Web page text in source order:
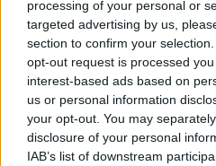
processing of your personal or
targeted advertising by us,
section to confirm your
opt-out request is processed
interest-based ads based on
us or personal information
your opt-out. You may
disclosure of your personal
IAB’s list of downstream
20 de rețete de salate de